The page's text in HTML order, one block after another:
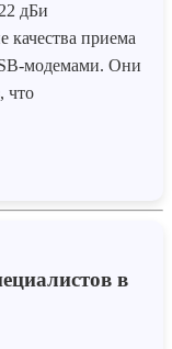
дБи
качества приема
модемами. Они
что
в